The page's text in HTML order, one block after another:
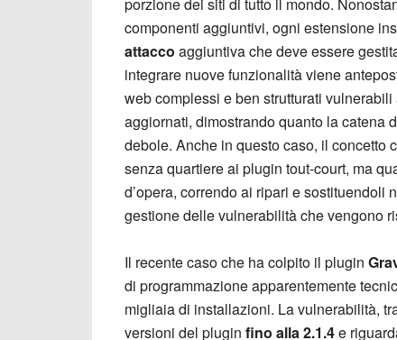
componenti aggiuntivi, ogni estensione
attacco aggiuntiva che deve essere
integrare nuove funzionalità viene
web complessi e ben strutturati
aggiornati, dimostrando quanto la catena
debole. Anche in questo caso, il concetto
senza quartiere ai plugin tout-court, ma
d’opera, correndo ai ripari e
gestione delle vulnerabilità che vengono
Il recente caso che ha colpito il plugin
di programmazione apparentemente
migliaia di installazioni. La vulnerabilità,
versioni del plugin fino alla 2.1.4e